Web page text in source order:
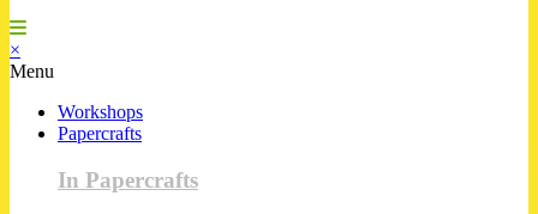
×
Menu
Workshops
Papercrafts
In Papercrafts